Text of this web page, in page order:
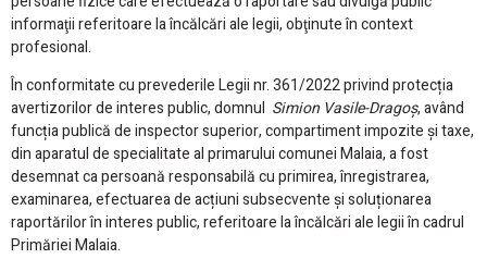
informaţii referitoare la încălcări ale legii, obţinute în context
profesional.
În conformitate cu prevederile Legii nr. 361/2022 privind protecția
avertizorilor de interes public, domnul Simion Vasile-Dragoș, având
funcția publică de inspector superior, compartiment impozite şi taxe,
din aparatul de specialitate al primarului comunei Malaia, a fost
desemnat ca persoană responsabilă cu primirea, înregistrarea,
examinarea, efectuarea de acțiuni subsecvente și soluționarea
raportărilor în interes public, referitoare la încălcări ale legii în cadrul
Primăriei Malaia.